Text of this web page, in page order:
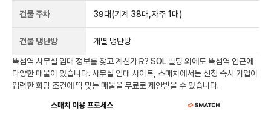
건물 주차 39대(기계 38대,자주 1대)
건물 냉난방 개별 냉난방
뚝섬역 사무실 임대 정보를 찾고 계신가요? SOL 빌딩 외에도 뚝섬역 인근에
다양한 매물이 있습니다. 사무실 임대 사이트, 스매치에서는 신청 즉시 기업이
입력한 희망 조건에 딱 맞는 매물을 무료로 제안받을 수 있습니다.